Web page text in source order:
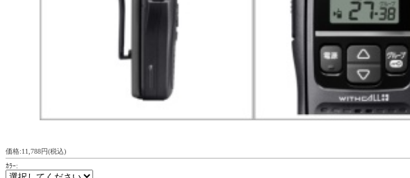
価格:11,788円(税込)
ｶﾗｰ: